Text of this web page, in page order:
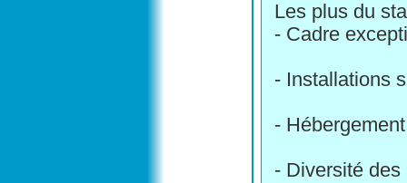
Les plus du
- Cadre
- Installations
-
- Diversité